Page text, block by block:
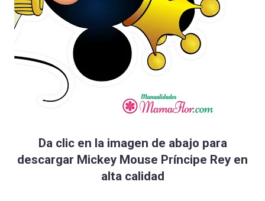
Da clic en la imagen de abajo para
descargar Mickey Mouse Príncipe Rey en
alta calidad